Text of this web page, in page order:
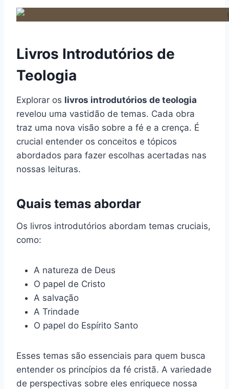
Livros Introdutórios de
Teologia
Explorar os livros introdutórios de teologia
revelou uma vastidão de temas. Cada obra
traz uma nova visão sobre a fé e a crença. É
crucial entender os conceitos e tópicos
abordados para fazer escolhas acertadas nas
nossas leituras.
Quais temas abordar
Os livros introdutórios abordam temas cruciais,
como:
A natureza de Deus
O papel de Cristo
A salvação
A Trindade
O papel do Espírito Santo
Esses temas são essenciais para quem busca
entender os princípios da fé cristã. A variedade
de perspectivas sobre eles enriquece nossa